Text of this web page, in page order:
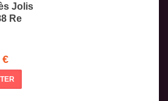
Jolis
Re
€